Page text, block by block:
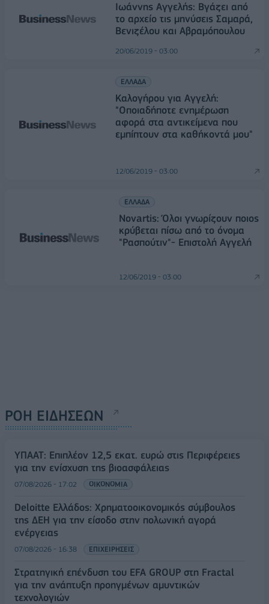
Ιωάννης Αγγελής: Βγάζει από
το αρχείο τις μηνύσεις Σαμαρά,
Βενιζέλου και Αβραμόπουλου
20/06/2019 - 03:00
ΕΛΛΑΔΑ
Καλογήρου για Αγγελή:
"Οποιαδήποτε ενημέρωση
αφορά στα αντικείμενα που
εμπίπτουν στα καθήκοντά μου"
12/06/2019 - 03:00
ΕΛΛΑΔΑ
Novartis: Όλοι γνωρίζουν ποιος
κρύβεται πίσω από το όνομα
"Ρασπούτιν"- Επιστολή Αγγελή
12/06/2019 - 03:00
ΡΟΗ ΕΙΔΗΣΕΩΝ
ΥΠΑΑΤ: Επιπλέον 12,5 εκατ. ευρώ στις Περιφέρειες
για την ενίσχυση της βιοασφάλειας
07/08/2026 - 17:02 ΟΙΚΟΝΟΜΙΑ
Deloitte Ελλάδος: Χρηματοοικονομικός σύμβουλος
της ΔΕΗ για την είσοδο στην πολωνική αγορά
ενέργειας
07/08/2026 - 16:38 ΕΠΙΧΕΙΡΗΣΕΙΣ
Στρατηγική επένδυση του EFA GROUP στη Fractal
για την ανάπτυξη προηγμένων αμυντικών
τεχνολογιών